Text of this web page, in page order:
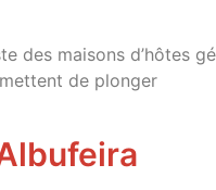
des maisons d’hôtes
de plonger